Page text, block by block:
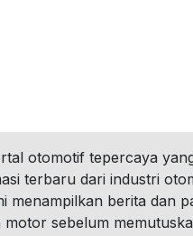
otomotif tepercaya
terbaru dari industri
menampilkan berita dan
motor sebelum